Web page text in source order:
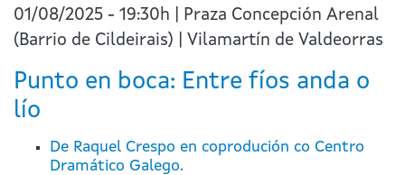
01/08/2025 - 19:30h | Praza Concepción Arenal
(Barrio de Cildeirais) | Vilamartín de Valdeorras
Punto en boca: Entre fíos anda o
lío
De Raquel Crespo en coprodución co Centro
Dramático Galego.